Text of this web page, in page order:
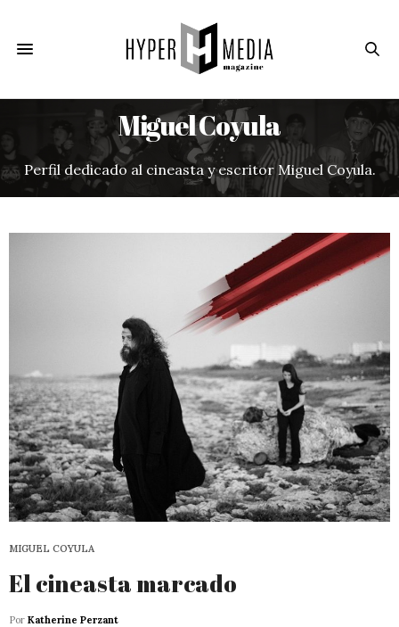
Miguel Coyula
Perfil dedicado al cineasta y escritor Miguel Coyula.
MIGUEL COYULA
El cineasta marcado
Por Katherine Perzant